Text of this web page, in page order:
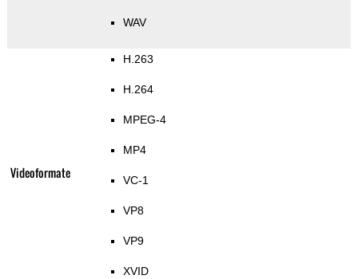
WAV
Videoformate
H.263
H.264
MPEG-4
MP4
VC-1
VP8
VP9
XVID